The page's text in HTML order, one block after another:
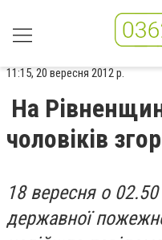
11:15, 20 вересня 2012 р.
На
чоловіків
18 вересня о 02.50
державної